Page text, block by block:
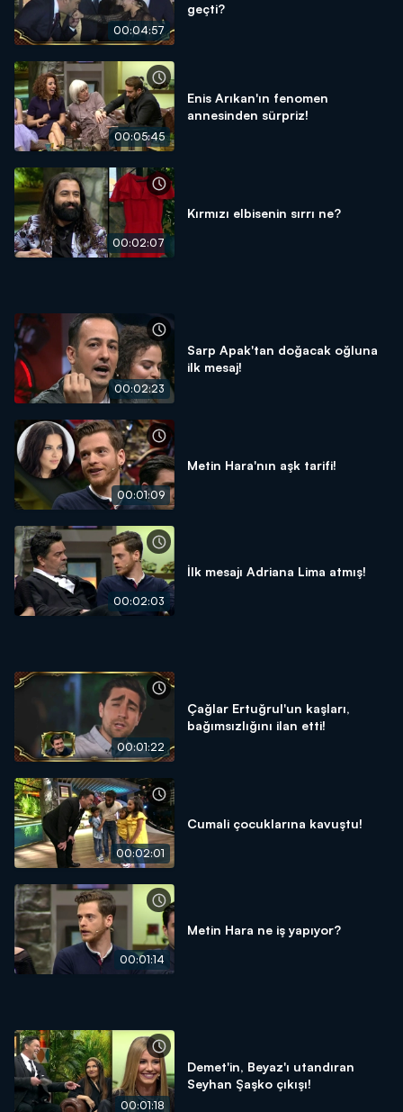
00:04:57
geçti?
00:05:45
Enis Arıkan'ın fenomen
annesinden sürpriz!
00:02:07
Kırmızı elbisenin sırrı ne?
00:02:23
Sarp Apak'tan doğacak oğluna
ilk mesaj!
00:01:09
Metin Hara'nın aşk tarifi!
00:02:03
İlk mesajı Adriana Lima atmış!
00:01:22
Çağlar Ertuğrul'un kaşları,
bağımsızlığını ilan etti!
00:02:01
Cumali çocuklarına kavuştu!
00:01:14
Metin Hara ne iş yapıyor?
00:01:18
Demet'in, Beyaz'ı utandıran
Seyhan Şaşko çıkışı!